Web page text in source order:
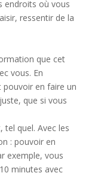
endroits où vous
ressentir de la
que cet
vous. En
pouvoir en faire un
que si vous
tel quel. Avec les
: pouvoir en
exemple, vous
minutes avec